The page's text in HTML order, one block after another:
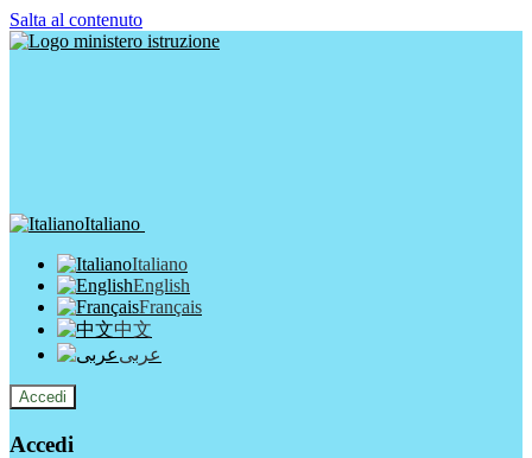
Salta al contenuto
Italiano
Italiano
English
Français
中文
عربى
Accedi
Accedi